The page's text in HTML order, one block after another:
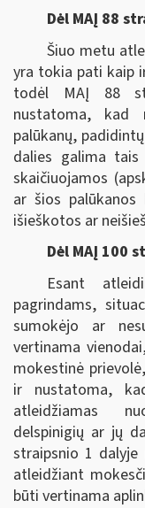
Dėl MAĮ 88
Šiuo metu
yra tokia pati kaip
todėl MAĮ 88
nustatoma, kad
palūkanų,
dalies galima
skaičiuojamos
ar šios
išieškotos ar
Dėl MAĮ 100
Esant
pagrindams,
sumokėjo ar
vertinama
mokestinė
ir nustatoma,
atleidžiamas
delspinigių ar jų
straipsnio 1
atleidžiant
būti vertinama